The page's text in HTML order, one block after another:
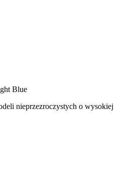
Blue
nieprzezroczystych o wysokiej